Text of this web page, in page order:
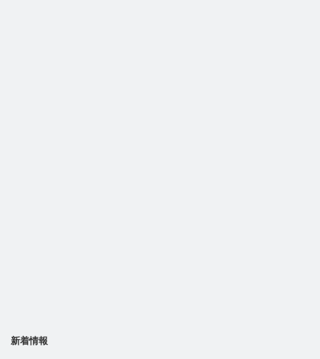
新着情報